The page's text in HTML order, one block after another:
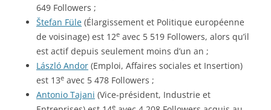
649 Followers ;
Štefan Füle (Élargissement et Politique européenne
de voisinage) est 12e avec 5 519 Followers, alors qu’il
est actif depuis seulement moins d’un an ;
László Andor (Emploi, Affaires sociales et Insertion)
est 13e avec 5 478 Followers ;
Antonio Tajani (Vice-président, Industrie et
e